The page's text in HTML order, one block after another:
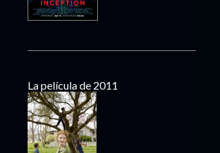
La película de 2011